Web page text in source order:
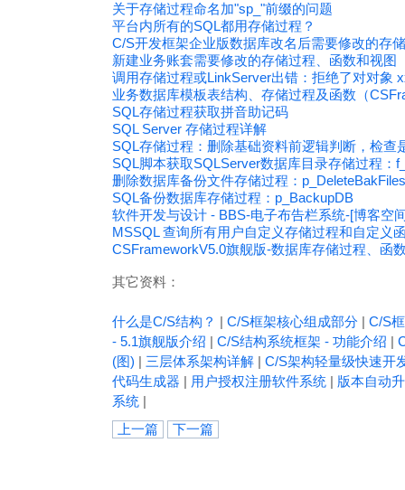
关于存储过程命名加"sp_"前缀的问题
平台内所有的SQL都用存储过程？
C/S开发框架企业版数据库改名后需要修改的存
新建业务账套需要修改的存储过程、函数和视图
调用存储过程或LinkServer出错：拒绝了对对象
业务数据库模板表结构、存储过程及函数（
SQL存储过程获取拼音助记码
SQL Server 存储过程详解
SQL存储过程：删除基础资料前逻辑判断，检查
SQL脚本获取SQLServer数据库目录存储过程：
删除数据库备份文件存储过程：p_DeleteBakFiles
SQL备份数据库存储过程：p_BackupDB
软件开发与设计 - BBS-电子布告栏系统-[博客空
MSSQL 查询所有用户自定义存储过程和自定义
CSFrameworkV5.0旗舰版-数据库存储过程、函
其它资料：
什么是C/S结构？ | C/S框架核心组成部分 | C/S
- 5.1旗舰版介绍 | C/S结构系统框架 - 功能介绍 |
(图) | 三层体系架构详解 | C/S架构轻量级快速开
代码生成器 | 用户授权注册软件系统 | 版本自动
系统 |
上一篇
下一篇